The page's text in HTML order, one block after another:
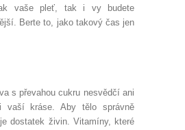
vaše pleť, tak i vy budete
Berte to, jako takový čas jen
s převahou cukru nesvědčí ani
vaší kráse. Aby tělo správně
dostatek živin. Vitamíny, které